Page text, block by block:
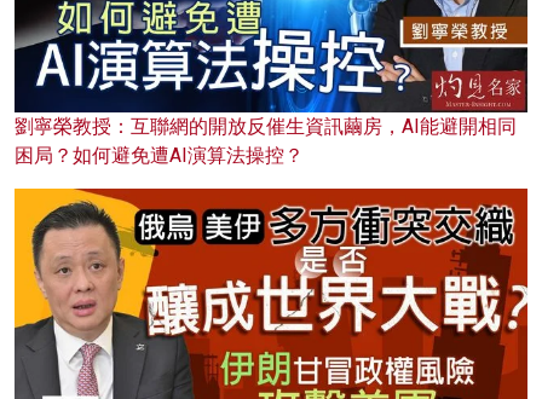
劉寧榮教授：互聯網的開放反催生資訊繭房，AI能避開相同
困局？如何避免遭AI演算法操控？